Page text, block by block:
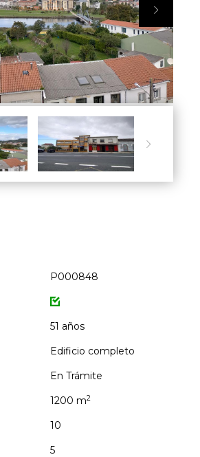


P000848
51 años
Edificio completo
En Trámite
1200 m2
10
5